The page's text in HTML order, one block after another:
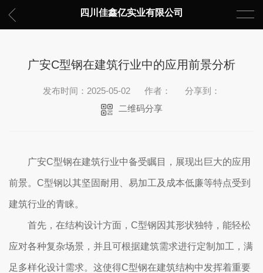
四川佳鑫亿实业有限公司
广安C型钢在建筑行业中的应用前景分析
发布时间：2025-05-02 作者：
分享到：
二维码分享
广安C型钢在建筑行业中备受瞩目，展现出巨大的应用
前景。C型钢以其坚固耐用、易加工及成本低廉等特点受到
建筑行业的青睐。
首先，在结构设计方面，C型钢因其形状独特，能轻松
应对各种复杂场景，并且可根据建筑需求进行定制加工，满
足多样化设计需求。这使得C型钢在建筑结构中发挥着重要